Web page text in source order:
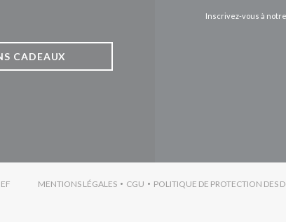
CADEAUX
Inscrivez-vous à
((OUVRE UNE NOUVELLE FENÊTRE))
MENTIONS LÉGALES
((OUVRE UNE NOUVELLE FENÊTRE))
CGU
((OUVRE UNE NOUVELLE FENÊTRE))
POLITIQUE DE PROTECTION DES